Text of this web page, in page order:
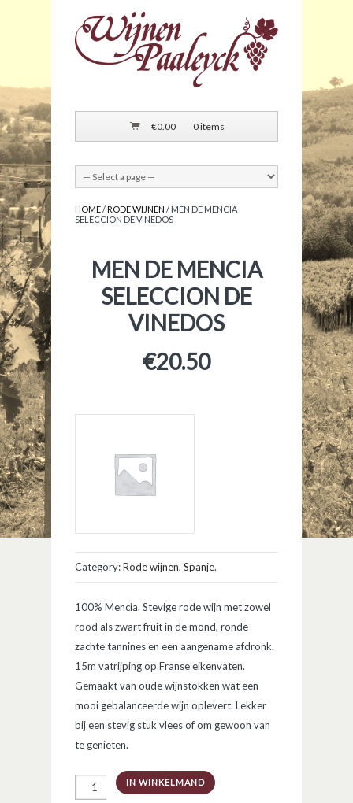
€0.00 0 items
HOME/ RODE WIJNEN / MEN DE MENCIA
SELECCION DE VINEDOS
MEN DE MENCIA
SELECCION DE
VINEDOS
€20.50
Category:Rode wijnen, Spanje.
100% Mencia. Stevige rode wijn met zowel
rood als zwart fruit in de mond, ronde
zachte tannines en een aangename afdronk.
15m vatrijping op Franse eikenvaten.
Gemaakt van oude wijnstokken wat een
mooi gebalanceerde wijn oplevert. Lekker
bij een stevig stuk vlees of om gewoon van
te genieten.
MEN
IN WINKELMAND